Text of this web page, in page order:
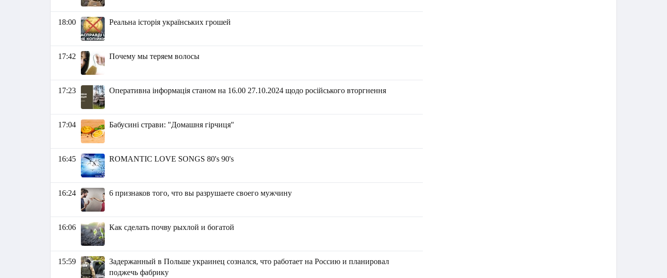
18:00 Реальна історія українських грошей
17:42 Почему мы теряем волосы
17:23 Оперативна інформація станом на 16.00 27.10.2024 щодо російського вторгнення
17:04 Бабусині страви: "Домашня гірчиця"
16:45 ROMANTIC LOVE SONGS 80's 90's
16:24 6 признаков того, что вы разрушаете своего мужчину
16:06 Как сделать почву рыхлой и богатой
15:59
Задержанный в Польше украинец сознался, что работает на Россию и планировал
поджечь фабрику